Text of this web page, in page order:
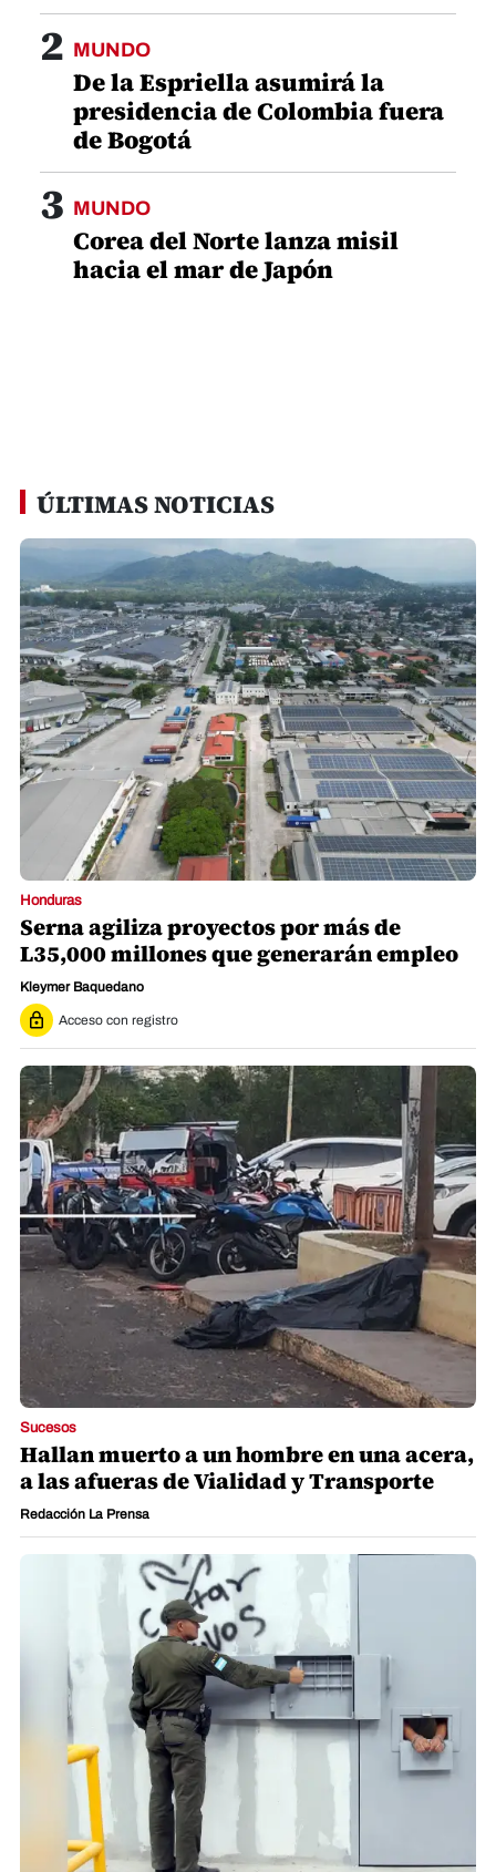
2 MUNDO
De la Espriella asumirá la
presidencia de Colombia fuera
de Bogotá
3 MUNDO
Corea del Norte lanza misil
hacia el mar de Japón
ÚLTIMAS NOTICIAS
Honduras
Serna agiliza proyectos por más de
L35,000 millones que generarán empleo
Kleymer Baquedano
Acceso con registro
Sucesos
Hallan muerto a un hombre en una acera,
a las afueras de Vialidad y Transporte
Redacción La Prensa